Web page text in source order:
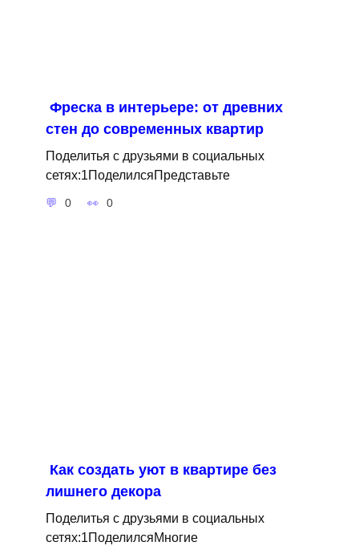
Фреска в интерьере: от древних
стен до современных квартир
Поделитья с друзьями в социальных
сетях:1ПоделилсяПредставьте
0 0
Как создать уют в квартире без
лишнего декора
Поделитья с друзьями в социальных
сетях:1ПоделилсяМногие